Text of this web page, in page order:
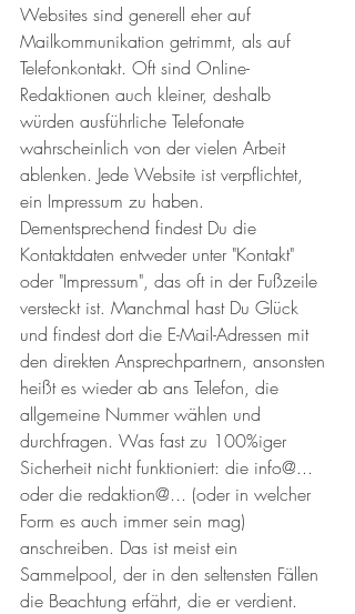
Websites sind generell eher auf
Mailkommunikation getrimmt, als auf
Telefonkontakt. Oft sind Online-
Redaktionen auch kleiner, deshalb
würden ausführliche Telefonate
wahrscheinlich von der vielen Arbeit
ablenken. Jede Website ist verpflichtet,
ein Impressum zu haben.
Dementsprechend findest Du die
Kontaktdaten entweder unter "Kontakt"
oder "Impressum", das oft in der Fußzeile
versteckt ist. Manchmal hast Du Glück
und findest dort die E-Mail-Adressen mit
den direkten Ansprechpartnern, ansonsten
heißt es wieder ab ans Telefon, die
allgemeine Nummer wählen und
durchfragen. Was fast zu 100%iger
Sicherheit nicht funktioniert: die info@...
oder die redaktion@... (oder in welcher
Form es auch immer sein mag)
anschreiben. Das ist meist ein
Sammelpool, der in den seltensten Fällen
die Beachtung erfährt, die er verdient.